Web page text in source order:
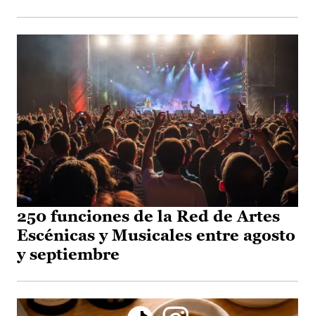
250 funciones de la Red de Artes
Escénicas y Musicales entre agosto
y septiembre